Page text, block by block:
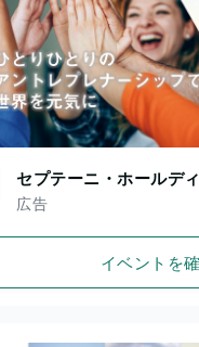
セプテーニ・ホールデ
広告
イベントを